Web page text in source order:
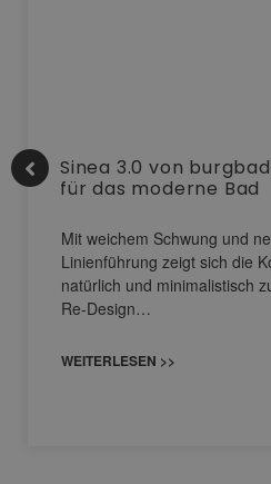
Sinea 3.0 von
für das moderne Bad
Mit weichem Schwung und
Linienführung zeigt sich die
natürlich und minimalistisch
Re-Design…
WEITERLESEN >>